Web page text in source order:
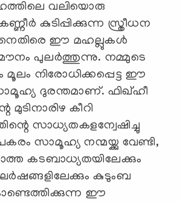
വലിയൊരു
കുടിപ്പിക്കുന്ന സ്ത്രീധന
ഈ മഹല്ലുകള്‍
പുലര്‍ത്തുന്നു. നമ്മുടെ
മൂലം നിരോധിക്കപ്പെട്ട ഈ
ദുരന്തമാണ്. ഫിഖ്ഹീ
കീറി
സാധ്യതകളന്വേഷിച്ചു
സാമൂഹ്യ നന്മയ്ക്കു വേണ്ടി,
കടബാധ്യതയിലേക്കും
കുടുംബ
ഈ